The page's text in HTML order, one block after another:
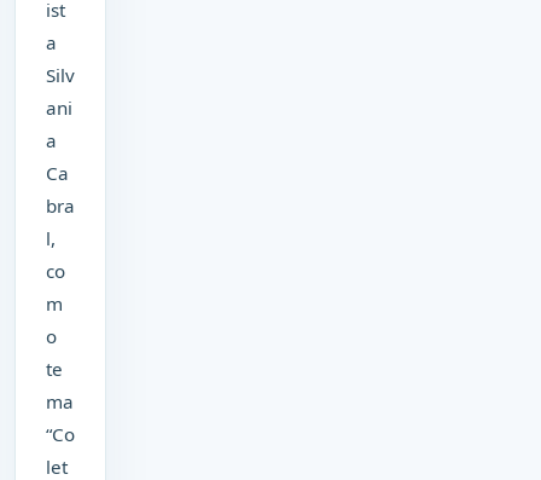
ist
a
Silv
ani
a
Ca
bra
l,
co
m
o
te
ma
“Co
let